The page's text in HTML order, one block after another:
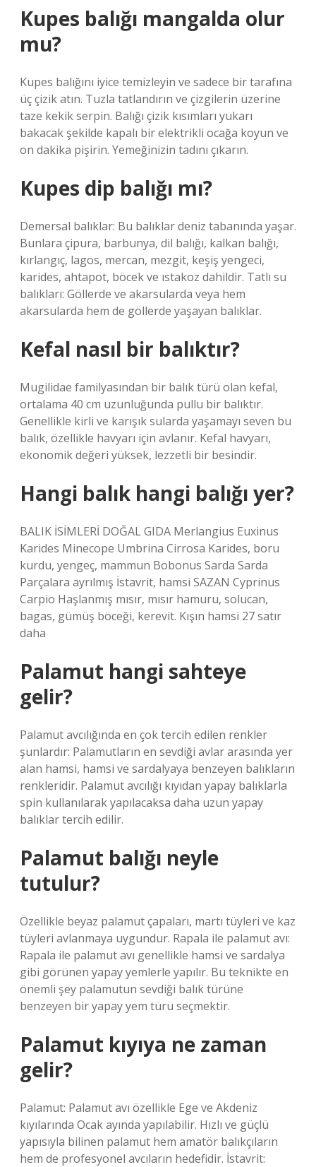
Kupes balığı mangalda olur
mu?
Kupes balığını iyice temizleyin ve sadece bir tarafına
üç çizik atın. Tuzla tatlandırın ve çizgilerin üzerine
taze kekik serpin. Balığı çizik kısımları yukarı
bakacak şekilde kapalı bir elektrikli ocağa koyun ve
on dakika pişirin. Yemeğinizin tadını çıkarın.
Kupes dip balığı mı?
Demersal balıklar: Bu balıklar deniz tabanında yaşar.
Bunlara çipura, barbunya, dil balığı, kalkan balığı,
kırlangıç, lagos, mercan, mezgit, keşiş yengeci,
karides, ahtapot, böcek ve ıstakoz dahildir. Tatlı su
balıkları: Göllerde ve akarsularda veya hem
akarsularda hem de göllerde yaşayan balıklar.
Kefal nasıl bir balıktır?
Mugilidae familyasından bir balık türü olan kefal,
ortalama 40 cm uzunluğunda pullu bir balıktır.
Genellikle kirli ve karışık sularda yaşamayı seven bu
balık, özellikle havyarı için avlanır. Kefal havyarı,
ekonomik değeri yüksek, lezzetli bir besindir.
Hangi balık hangi balığı yer?
BALIK İSİMLERİ DOĞAL GIDA Merlangius Euxinus
Karides Minecope Umbrina Cirrosa Karides, boru
kurdu, yengeç, mammun Bobonus Sarda Sarda
Parçalara ayrılmış İstavrit, hamsi SAZAN Cyprinus
Carpio Haşlanmış mısır, mısır hamuru, solucan,
bagas, gümüş böceği, kerevit. Kışın hamsi 27 satır
daha
Palamut hangi sahteye
gelir?
Palamut avcılığında en çok tercih edilen renkler
şunlardır: Palamutların en sevdiği avlar arasında yer
alan hamsi, hamsi ve sardalyaya benzeyen balıkların
renkleridir. Palamut avcılığı kıyıdan yapay balıklarla
spin kullanılarak yapılacaksa daha uzun yapay
balıklar tercih edilir.
Palamut balığı neyle
tutulur?
Özellikle beyaz palamut çapaları, martı tüyleri ve kaz
tüyleri avlanmaya uygundur. Rapala ile palamut avı:
Rapala ile palamut avı genellikle hamsi ve sardalya
gibi görünen yapay yemlerle yapılır. Bu teknikte en
önemli şey palamutun sevdiği balık türüne
benzeyen bir yapay yem türü seçmektir.
Palamut kıyıya ne zaman
gelir?
Palamut: Palamut avı özellikle Ege ve Akdeniz
kıyılarında Ocak ayında yapılabilir. Hızlı ve güçlü
yapısıyla bilinen palamut hem amatör balıkçıların
hem de profesyonel avcıların hedefidir. İstavrit: